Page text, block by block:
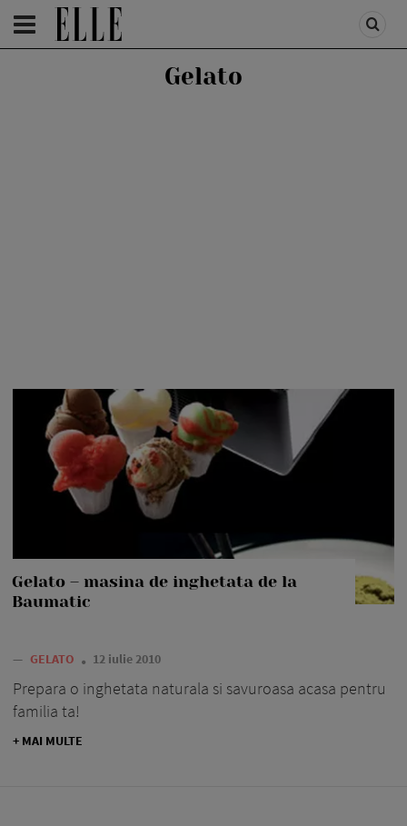
HOMEPAGE /ELLE DECORATION
Gelato
Gelato – masina de inghetata de la
Baumatic
— GELATO 12 iulie 2010
Prepara o inghetata naturala si savuroasa acasa pentru
familia ta!
+ MAI MULTE